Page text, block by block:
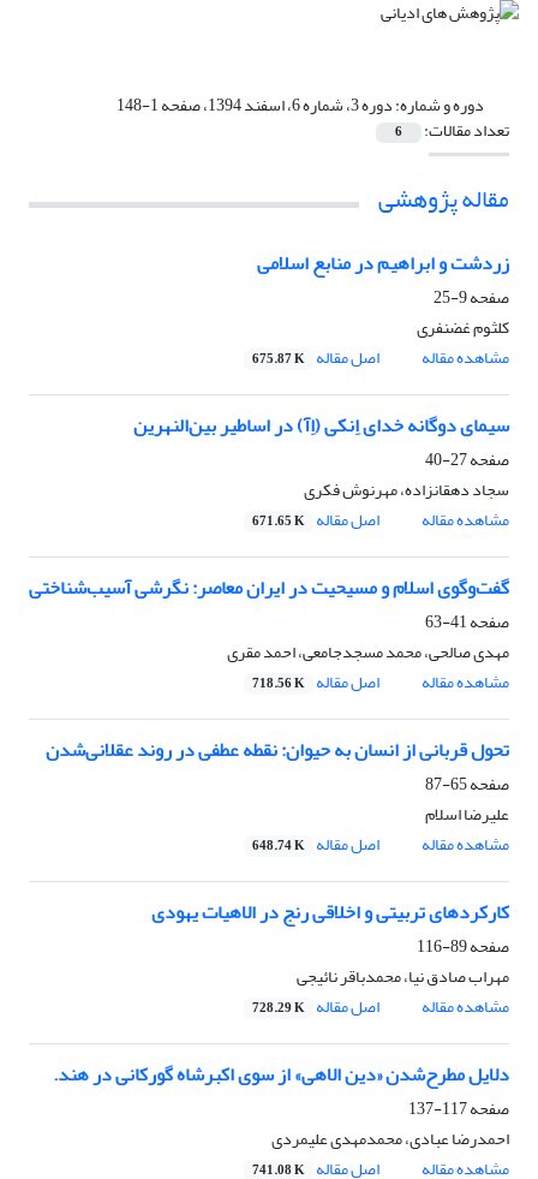
دوره و شماره:دوره 3، شماره 6، اسفند 1394، صفحه 1-148
تعداد مقالات: 6
مقاله پژوهشی
زردشت و ابراهیم در منابع اسلامی
صفحه9-25
کلثوم غضنفری
مشاهده مقاله
اصل مقاله 675.87 K
سیمای دوگانه خدای اِنکی (اِآ) در اساطیر بین‌النهرین
صفحه27-40
سجاد دهقانزاده، مهرنوش فکری
مشاهده مقاله
اصل مقاله 671.65 K
گفت‌وگوی اسلام و مسیحیت در ایران معاصر: نگرشی آسیب‌شناختی
صفحه41-63
مهدی صالحی، محمد مسجدجامعی، احمد مقری
مشاهده مقاله
اصل مقاله 718.56 K
تحول قربانی از انسان به حیوان: نقطه عطفی در روند عقلانی‌شدن
صفحه65-87
علیرضا اسلام
مشاهده مقاله
اصل مقاله 648.74 K
کارکردهای تربیتی و اخلاقی رنج در الاهیات یهودی
صفحه89-116
مهراب صادق نیا، محمدباقر نائیجی
مشاهده مقاله
اصل مقاله 728.29 K
دلایل مطرح‌شدن «دین الاهی» از سوی اکبرشاه گورکانی در هند.
صفحه117-137
احمدرضا عبادی، محمدمهدی علیمردی
مشاهده مقاله
اصل مقاله 741.08 K